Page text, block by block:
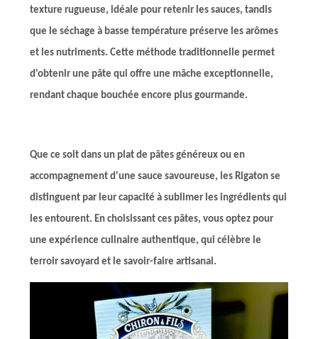
texture rugueuse, idéale pour retenir les sauces, tandis
que le séchage à basse température préserve les arômes
et les nutriments. Cette méthode traditionnelle permet
d'obtenir une pâte qui offre une mâche exceptionnelle,
rendant chaque bouchée encore plus gourmande.
Que ce soit dans un plat de pâtes généreux ou en
accompagnement d'une sauce savoureuse, les Rigaton se
distinguent par leur capacité à sublimer les ingrédients qui
les entourent. En choisissant ces pâtes, vous optez pour
une expérience culinaire authentique, qui célèbre le
terroir savoyard et le savoir-faire artisanal.